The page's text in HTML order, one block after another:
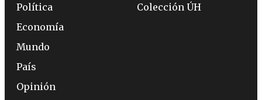
Política
Economía
Mundo
País
Opinión
Colección ÚH